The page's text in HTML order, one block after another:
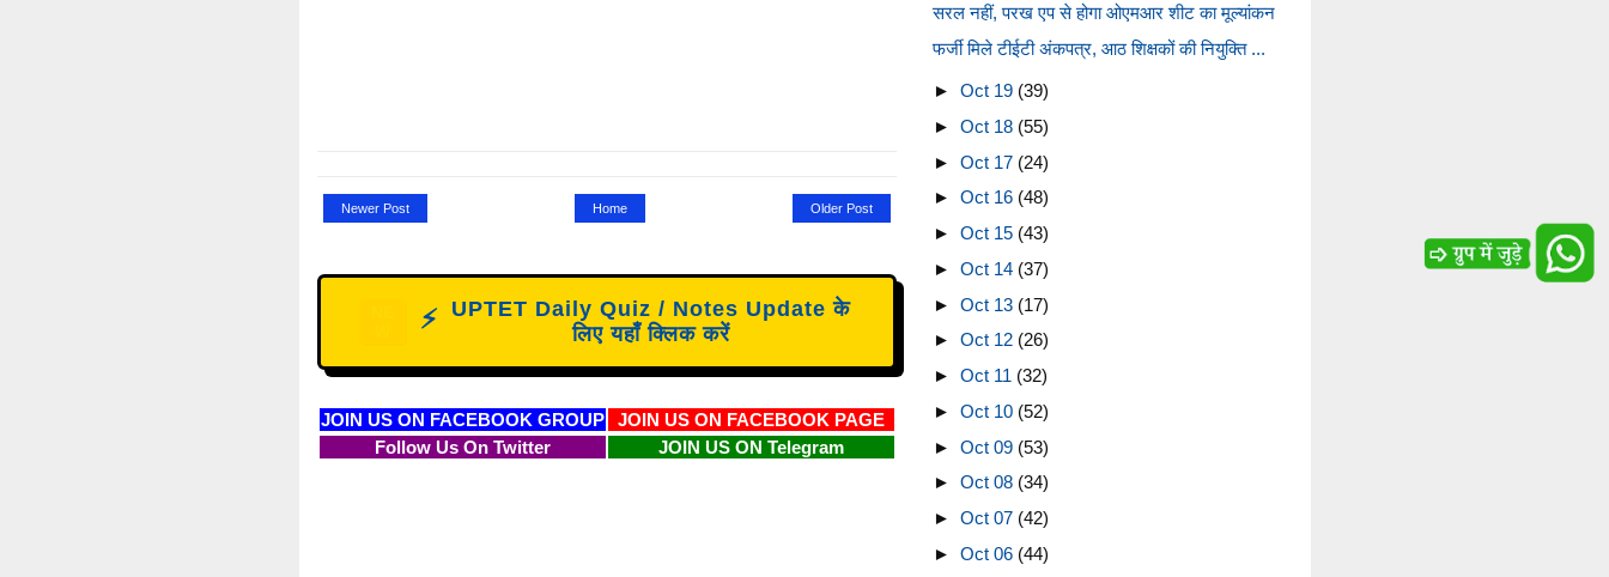
Newer Post Older Post
Home
⚡
UPTET Daily Quiz / Notes Update के
लिए यहाँ क्लिक करें
JOIN US ON FACEBOOK GROUP
JOIN US ON FACEBOOK PAGE
Follow Us On Twitter
JOIN US ON Telegram
सरल नहीं, परख एप से होगा ओएमआर शीट का मूल्यांकन
फर्जी मिले टीईटी अंकपत्र, आठ शिक्षकों की नियुक्ति ...
► Oct 19 (39)
► Oct 18 (55)
► Oct 17 (24)
► Oct 16 (48)
► Oct 15 (43)
► Oct 14 (37)
► Oct 13 (17)
► Oct 12 (26)
► Oct 11 (32)
► Oct 10 (52)
► Oct 09 (53)
► Oct 08 (34)
► Oct 07 (42)
► Oct 06 (44)